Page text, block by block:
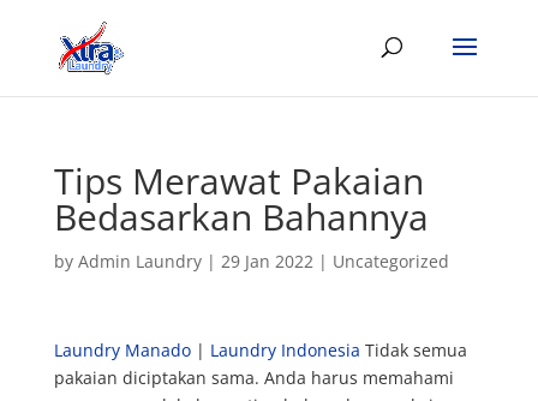
Tips Merawat Pakaian
Bedasarkan Bahannya
by Admin Laundry| 29 Jan 2022| Uncategorized
Laundry Manado| Laundry Indonesia Tidak semua
pakaian diciptakan sama. Anda harus memahami